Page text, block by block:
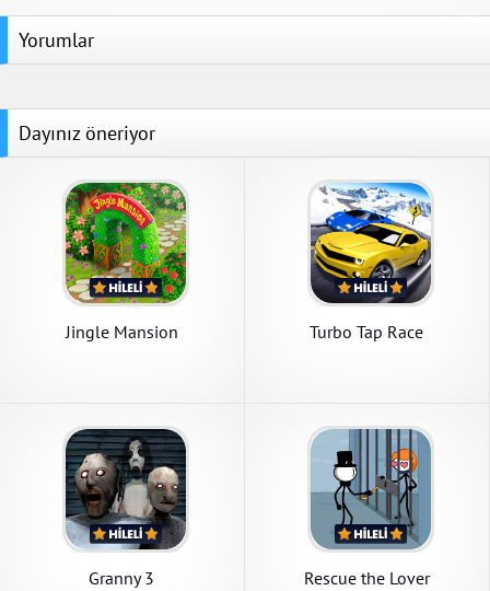
Yorumlar
Dayınız öneriyor
Jingle Mansion Turbo Tap Race
Granny 3 Rescue the Lover